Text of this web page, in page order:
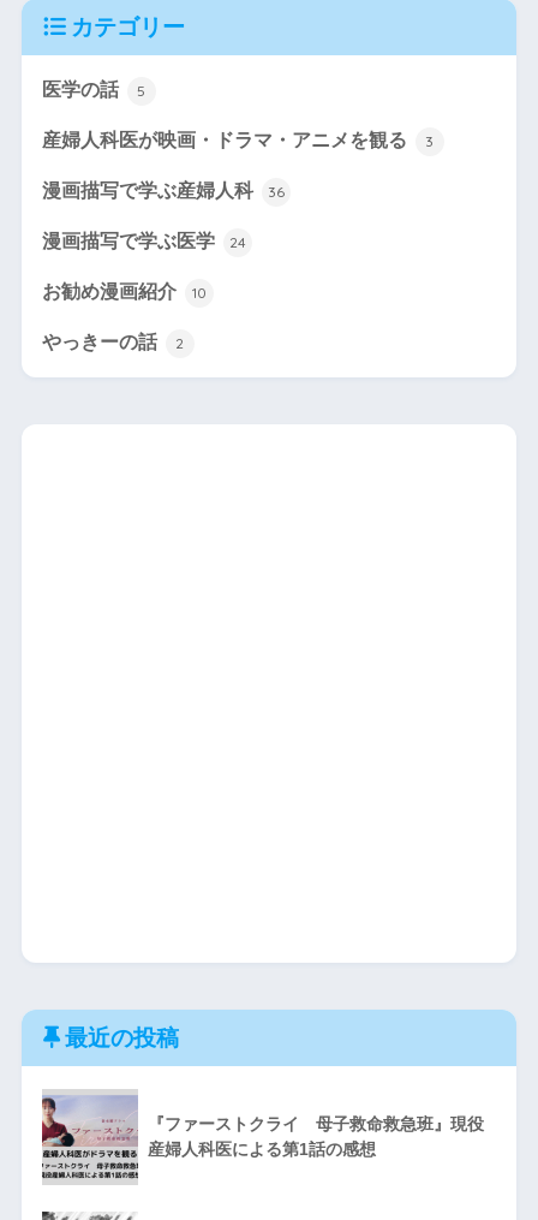
カテゴリー
医学の話 5
産婦人科医が映画・ドラマ・アニメを観る 3
漫画描写で学ぶ産婦人科 36
漫画描写で学ぶ医学 24
お勧め漫画紹介 10
やっきーの話 2
最近の投稿
『ファーストクライ 母子救命救急班』現役
産婦人科医による第1話の感想